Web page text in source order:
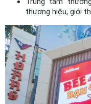
thương hiệu, giới